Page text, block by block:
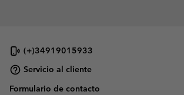
(+)34919015933
Servicio al cliente
Formulario de contacto